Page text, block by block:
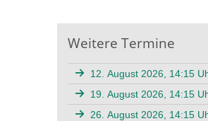
Weitere Termine
12. August 2026, 14:15
19. August 2026, 14:15
26. August 2026, 14:15